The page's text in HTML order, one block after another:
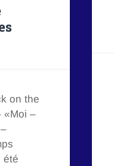
on the
«Moi –
été